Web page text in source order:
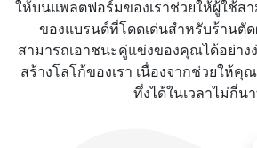
ให้บนแพลตฟอร์มของเราช่วยให้ผู้ใช้ส
ของแบรนด์ที่โดดเด่นสำหรับร้านตั
สามารถเอาชนะคู่แข่งของคุณได้อย่าง
สร้างโลโก้ของเรา เนื่องจากช่วยให้
ทึ่งได้ในเวลาไม่กี่น